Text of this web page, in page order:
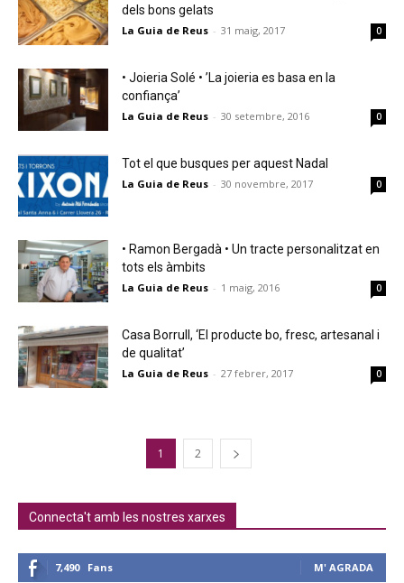
dels bons gelats
La Guia de Reus - 31 maig, 2017 0
• Joieria Solé • ’La joieria es basa en la
confiança’
La Guia de Reus - 30 setembre, 2016 0
Tot el que busques per aquest Nadal
La Guia de Reus - 30 novembre, 2017 0
• Ramon Bergadà • Un tracte personalitzat en
tots els àmbits
La Guia de Reus - 1 maig, 2016 0
Casa Borrull, ‘El producte bo, fresc, artesanal i
de qualitat’
La Guia de Reus - 27 febrer, 2017 0
1 2
Connecta't amb les nostres xarxes
7,490 Fans M' AGRADA